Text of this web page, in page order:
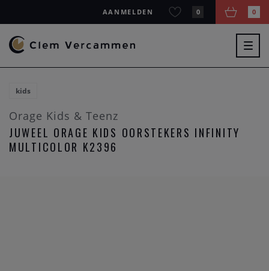
AANMELDEN 0 0
kids
Orage Kids & Teenz
JUWEEL ORAGE KIDS OORSTEKERS INFINITY
MULTICOLOR K2396